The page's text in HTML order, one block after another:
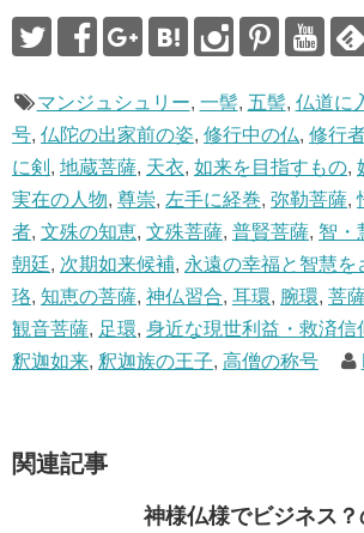
マンジュシュリー, 一髻, 五髻, 仏道に
号, 仏陀の出家前の姿, 修行中の仏, 修行
に剣 , 地蔵菩薩, 天衣, 如来を目指すもの,
実在の人物, 尊崇, 左手に経巻, 弥勒菩薩,
者, 文殊の知恵, 文殊菩薩, 普賢菩薩, 智・
朝廷, 次期如来候補, 永遠の幸福と智慧を
珞, 知恵の菩薩, 神仏習合, 耳環, 腕環, 菩
観音菩薩, 足環, 身近な現世利益・救済信
釈迦如来, 釈迦族の王子, 高僧の称号
関連記事
神様仏様でビジネス